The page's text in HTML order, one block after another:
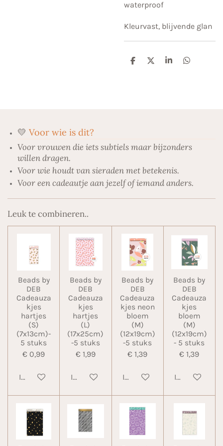
waterproof
Kleurvast, blijvende glan
D
D
S
D
💛 Voor wie is dit?
Voor vrouwen die iets subtiels maar bijzonders
willen dragen.
Voor wie houdt van sieraden met betekenis.
Voor een cadeautje aan jezelf of iemand anders.
Leuk te combineren..
Beads by
DEB
Cadeauza
kjes
hartjes
(S)
(7x13cm)-
5 stuks
€ 0,99
In winkelwagen
Beads by
DEB
Cadeauza
kjes
hartjes
(L)
(17x25cm)
-5 stuks
€ 1,99
In winkelwagen
Beads by
DEB
Cadeauza
kjes neon
bloem
(M)
(12x19cm)
-5 stuks
€ 1,39
In winkelwagen
Beads by
DEB
Cadeauza
kjes
bloem
(M)
(12x19cm)
- 5 stuks
€ 1,39
In